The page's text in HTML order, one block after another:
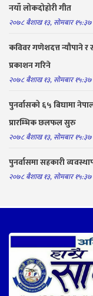
नयाँ लोकदोहोरी गीत
२०७८ बैशाख १३, सोमबार १५:३७
कविवर गणेशदत्त न्यौपाने र
प्रकाशन गरिने
२०७८ बैशाख १३, सोमबार १५:३७
पुनर्वासको ६५ बिघामा
प्रारम्भिक छलफल सुरु
२०७८ बैशाख १३, सोमबार १५:३७
पुनर्वासमा सहकारी
२०७८ बैशाख १३, सोमबार १५:३७